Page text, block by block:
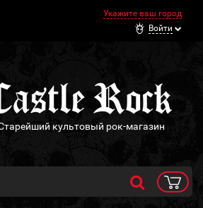
Укажите ваш город
Войти
культовый рок-магазин